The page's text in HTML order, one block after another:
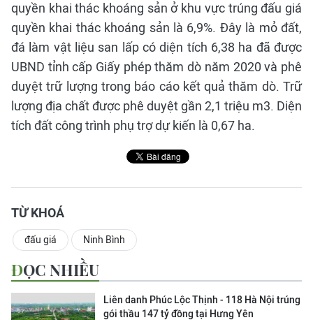
quyền khai thác khoáng sản ở khu vực trúng đấu giá
quyền khai thác khoáng sản là 6,9%. Đây là mỏ đất,
đá làm vật liệu san lấp có diện tích 6,38 ha đã được
UBND tỉnh cấp Giấy phép thăm dò năm 2020 và phê
duyệt trữ lượng trong báo cáo kết quả thăm dò. Trữ
lượng địa chất được phê duyệt gần 2,1 triệu m3. Diện
tích đất công trình phụ trợ dự kiến là 0,67 ha.
TỪ KHOÁ
đấu giá Ninh Bình
ĐỌC NHIỀU
Liên danh Phúc Lộc Thịnh - 118 Hà Nội trúng
gói thầu 147 tỷ đồng tại Hưng Yên